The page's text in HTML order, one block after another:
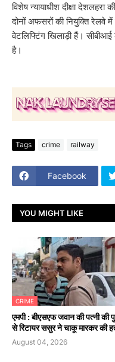
विशेष न्यायाधीश दीक्षा देशलहरा
दोनों अफसरों की नियुक्ति रेलवे
वेटलिफ्टिंग खिलाड़ी हैं।
है।
Tags crime railway
Facebook
YOU MIGHT LIKE
CRIME
एमपी : बीएसएफ जवान की पत्नी की
से रिटायर ससुर ने चाकू मारकर की
August 04, 2026